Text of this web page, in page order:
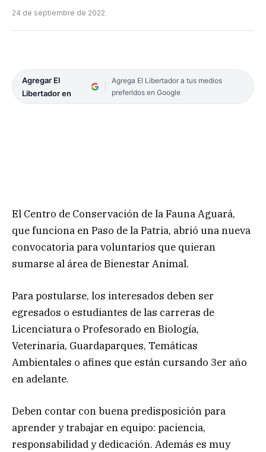
24 de septiembre de 2022
Agregar El
Libertador en
Agrega El Libertador a tus medios
preferidos en Google
El Centro de Conservación de la Fauna Aguará,
que funciona en Paso de la Patria, abrió una nueva
convocatoria para voluntarios que quieran
sumarse al área de Bienestar Animal.
Para postularse, los interesados deben ser
egresados o estudiantes de las carreras de
Licenciatura o Profesorado en Biología,
Veterinaria, Guardaparques, Temáticas
Ambientales o afines que están cursando 3er año
en adelante.
Deben contar con buena predisposición para
aprender y trabajar en equipo: paciencia,
responsabilidad y dedicación. Además es muy